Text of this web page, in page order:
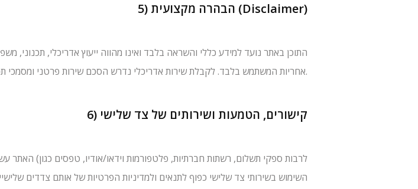
5) הבהרה מקצועית (Disclaimer)
התוכן באתר נועד למידע כללי והשראה בלבד ואינו מהווה ייעוץ אדריכלי, תכנוני,
אחריות המשתמש בלבד. לקבלת שירות אדריכלי נדרש הסכם שירות פרטני ומסמכי תכנון/אישורים בהתאם לדין ולרשויות.
6) קישורים, הטמעות ושירותים של צד שלישי
האתר עשוי